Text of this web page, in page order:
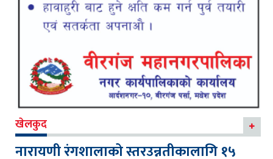
खेलकुद
नारायणी रंगशालाको स्तरउन्नतीकालागि १५